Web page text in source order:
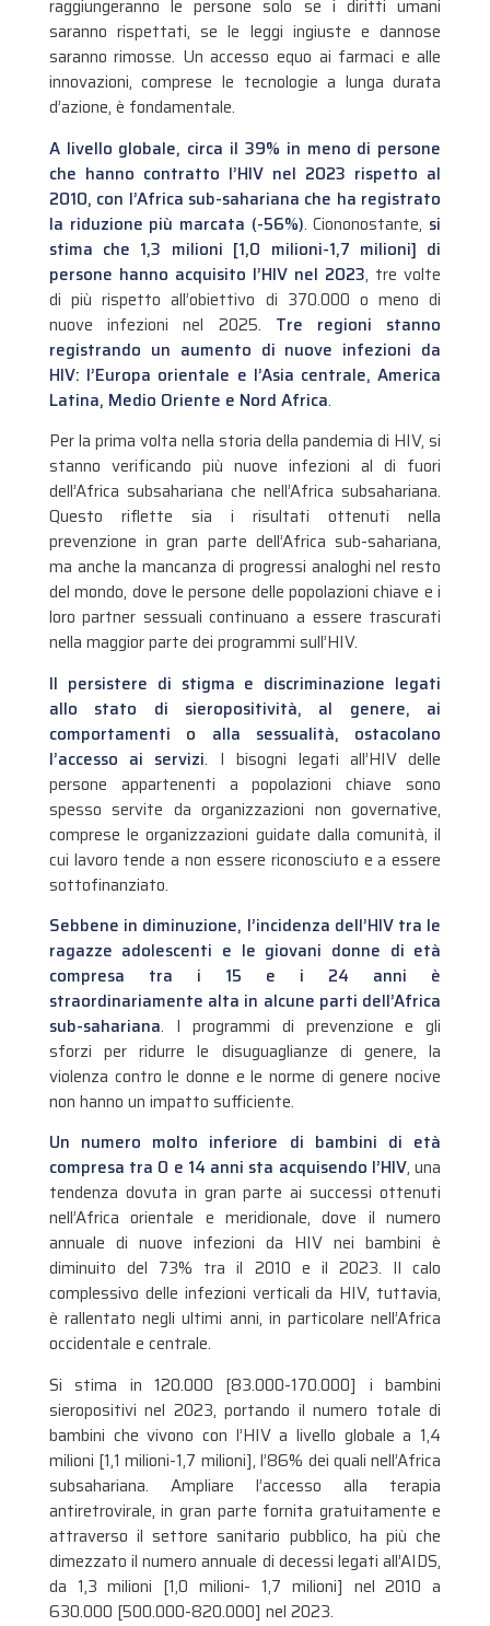
raggiungeranno le persone solo se i diritti umani
saranno rispettati, se le leggi ingiuste e dannose
saranno rimosse. Un accesso equo ai farmaci e alle
innovazioni, comprese le tecnologie a lunga durata
d’azione, è fondamentale.
A livello globale, circa il 39% in meno di persone
che hanno contratto l’HIV nel 2023 rispetto al
2010, con l’Africa sub-sahariana che ha registrato
la riduzione più marcata (-56%). Ciononostante, si
stima che 1,3 milioni [1,0 milioni-1,7 milioni] di
persone hanno acquisito l’HIV nel 2023, tre volte
di più rispetto all’obiettivo di 370.000 o meno di
nuove infezioni nel 2025. Tre regioni stanno
registrando un aumento di nuove infezioni da
HIV: l’Europa orientale e l’Asia centrale, America
Latina, Medio Oriente e Nord Africa.
Per la prima volta nella storia della pandemia di HIV, si
stanno verificando più nuove infezioni al di fuori
dell’Africa subsahariana che nell’Africa subsahariana.
Questo riflette sia i risultati ottenuti nella
prevenzione in gran parte dell’Africa sub-sahariana,
ma anche la mancanza di progressi analoghi nel resto
del mondo, dove le persone delle popolazioni chiave e i
loro partner sessuali continuano a essere trascurati
nella maggior parte dei programmi sull’HIV.
Il persistere di stigma e discriminazione legati
allo stato di sieropositività, al genere, ai
comportamenti o alla sessualità, ostacolano
l’accesso ai servizi. I bisogni legati all’HIV delle
persone appartenenti a popolazioni chiave sono
spesso servite da organizzazioni non governative,
comprese le organizzazioni guidate dalla comunità, il
cui lavoro tende a non essere riconosciuto e a essere
sottofinanziato.
Sebbene in diminuzione, l’incidenza dell’HIV tra le
ragazze adolescenti e le giovani donne di età
compresa tra i 15 e i 24 anni è
straordinariamente alta in alcune parti dell’Africa
sub-sahariana. I programmi di prevenzione e gli
sforzi per ridurre le disuguaglianze di genere, la
violenza contro le donne e le norme di genere nocive
non hanno un impatto sufficiente.
Un numero molto inferiore di bambini di età
compresa tra 0 e 14 anni sta acquisendo l’HIV, una
tendenza dovuta in gran parte ai successi ottenuti
nell’Africa orientale e meridionale, dove il numero
annuale di nuove infezioni da HIV nei bambini è
diminuito del 73% tra il 2010 e il 2023. Il calo
complessivo delle infezioni verticali da HIV, tuttavia,
è rallentato negli ultimi anni, in particolare nell’Africa
occidentale e centrale.
Si stima in 120.000 [83.000-170.000] i bambini
sieropositivi nel 2023, portando il numero totale di
bambini che vivono con l’HIV a livello globale a 1,4
milioni [1,1 milioni-1,7 milioni], l’86% dei quali nell’Africa
subsahariana. Ampliare l’accesso alla terapia
antiretrovirale, in gran parte fornita gratuitamente e
attraverso il settore sanitario pubblico, ha più che
dimezzato il numero annuale di decessi legati all’AIDS,
da 1,3 milioni [1,0 milioni- 1,7 milioni] nel 2010 a
630.000 [500.000-820.000] nel 2023.